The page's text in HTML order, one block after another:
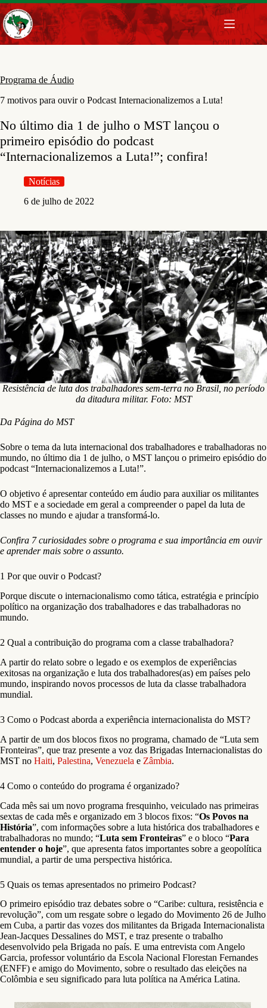
Pular
para
o
conteúdo
Programa de Áudio
7 motivos para ouvir o Podcast Internacionalizemos a Luta!
No último dia 1 de julho o MST lançou o
primeiro episódio do podcast
“Internacionalizemos a Luta!”; confira!
Notícias
6 de julho de 2022
Resistência de luta dos trabalhadores sem-terra no Brasil, no período
da ditadura militar. Foto: MST
Da Página do MST
Sobre o tema da luta internacional dos trabalhadores e trabalhadoras no
mundo, no último dia 1 de julho, o MST lançou o primeiro episódio do
podcast “Internacionalizemos a Luta!”.
O objetivo é apresentar conteúdo em áudio para auxiliar os militantes
do MST e a sociedade em geral a compreender o papel da luta de
classes no mundo e ajudar a transformá-lo.
Confira 7 curiosidades sobre o programa e sua importância em ouvir
e aprender mais sobre o assunto.
1 Por que ouvir o Podcast?
Porque discute o internacionalismo como tática, estratégia e princípio
político na organização dos trabalhadores e das trabalhadoras no
mundo.
2 Qual a contribuição do programa com a classe trabalhadora?
A partir do relato sobre o legado e os exemplos de experiências
exitosas na organização e luta dos trabalhadores(as) em países pelo
mundo, inspirando novos processos de luta da classe trabalhadora
mundial.
3 Como o Podcast aborda a experiência internacionalista do MST?
A partir de um dos blocos fixos no programa, chamado de “Luta sem
Fronteiras”, que traz presente a voz das Brigadas Internacionalistas do
MST no Haiti, Palestina, Venezuela e Zâmbia.
4 Como o conteúdo do programa é organizado?
Cada mês sai um novo programa fresquinho, veiculado nas primeiras
sextas de cada mês e organizado em 3 blocos fixos: “Os Povos na
História”, com informações sobre a luta histórica dos trabalhadores e
trabalhadoras no mundo; “Luta sem Fronteiras” e o bloco “Para
entender o hoje”, que apresenta fatos importantes sobre a geopolítica
mundial, a partir de uma perspectiva histórica.
5 Quais os temas apresentados no primeiro Podcast?
O primeiro episódio traz debates sobre o “Caribe: cultura, resistência e
revolução”, com um resgate sobre o legado do Movimento 26 de Julho
em Cuba, a partir das vozes dos militantes da Brigada Internacionalista
Jean-Jacques Dessalines do MST, e traz presente o trabalho
desenvolvido pela Brigada no país. E uma entrevista com Angelo
Garcia, professor voluntário da Escola Nacional Florestan Fernandes
(ENFF) e amigo do Movimento, sobre o resultado das eleições na
Colômbia e seu significado para luta política na América Latina.